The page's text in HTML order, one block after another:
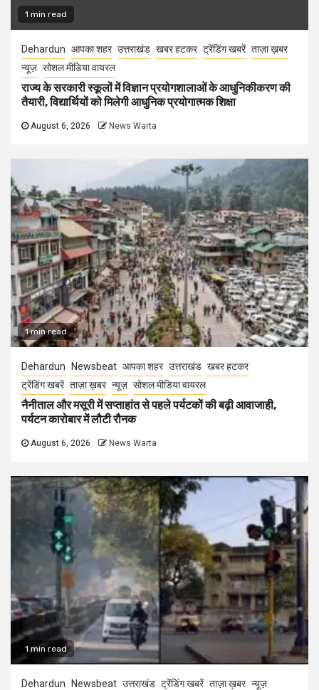
1 min read
Dehardun आपका शहर उत्तराखंड खबर हटकर ट्रेंडिंग खबरें ताज़ा ख़बर
न्यूज़ सोशल मीडिया वायरल
राज्य के सरकारी स्कूलों में विज्ञान प्रयोगशालाओं के आधुनिकीकरण की
तैयारी, विद्यार्थियों को मिलेगी आधुनिक प्रयोगात्मक शिक्षा
August 6, 2026 News Warta
1 min read
Dehardun Newsbeat आपका शहर उत्तराखंड खबर हटकर
ट्रेंडिंग खबरें ताज़ा ख़बर न्यूज़ सोशल मीडिया वायरल
नैनीताल और मसूरी में सप्ताहांत से पहले पर्यटकों की बढ़ी आवाजाही,
पर्यटन कारोबार में लौटी रौनक
August 6, 2026 News Warta
1 min read
Dehardun Newsbeat उत्तराखंड ट्रेंडिंग खबरें ताज़ा ख़बर न्यूज़